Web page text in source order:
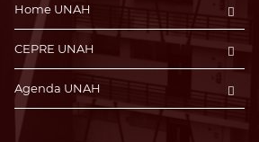
Home UNAH
CEPRE UNAH
Agenda UNAH